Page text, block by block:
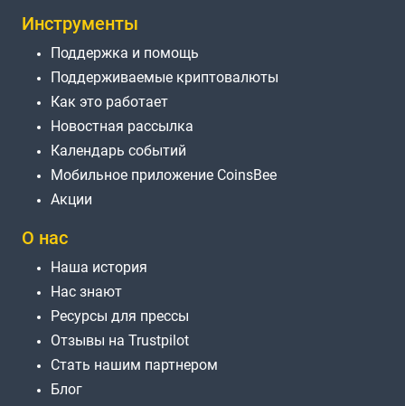
Инструменты
Поддержка и помощь
Поддерживаемые криптовалюты
Как это работает
Новостная рассылка
Календарь событий
Мобильное приложение CoinsBee
Акции
О нас
Наша история
Нас знают
Ресурсы для прессы
Отзывы на Trustpilot
Стать нашим партнером
Блог